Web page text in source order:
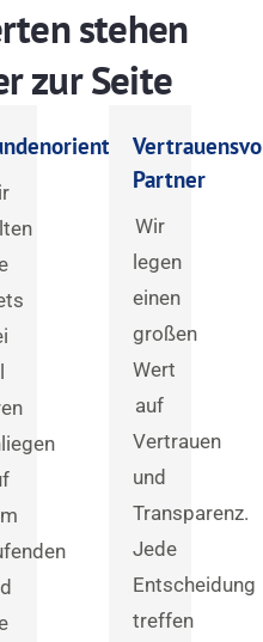
stehen
zur Seite
Partner
Wir
legen
einen
großen
Wert
auf
Vertrauen
und
Transparenz.
Jede
Entscheidung
treffen